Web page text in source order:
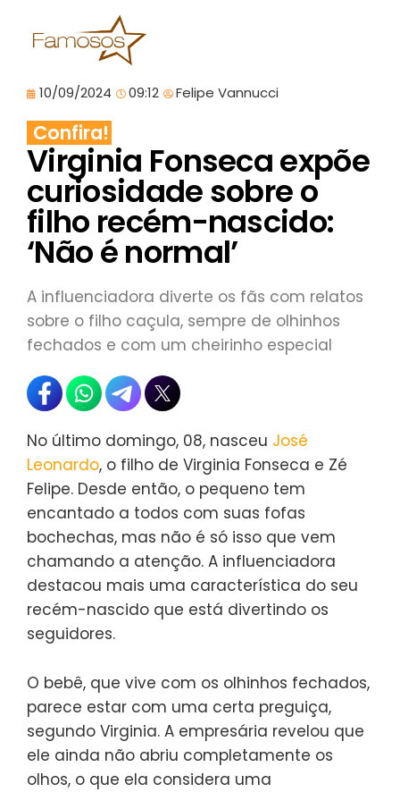
10/09/2024 09:12 Felipe Vannucci
Confira!
Virginia Fonseca expõe
curiosidade sobre o
filho recém-nascido:
‘Não é normal’
A influenciadora diverte os fãs com relatos
sobre o filho caçula, sempre de olhinhos
fechados e com um cheirinho especial
No último domingo, 08, nasceu José
Leonardo, o filho de Virginia Fonseca e Zé
Felipe. Desde então, o pequeno tem
encantado a todos com suas fofas
bochechas, mas não é só isso que vem
chamando a atenção. A influenciadora
destacou mais uma característica do seu
recém-nascido que está divertindo os
seguidores.
O bebê, que vive com os olhinhos fechados,
parece estar com uma certa preguiça,
segundo Virginia. A empresária revelou que
ele ainda não abriu completamente os
olhos, o que ela considera uma